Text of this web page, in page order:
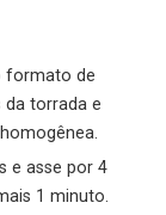
formato de
da torrada e
e asse por 4
1 minuto.